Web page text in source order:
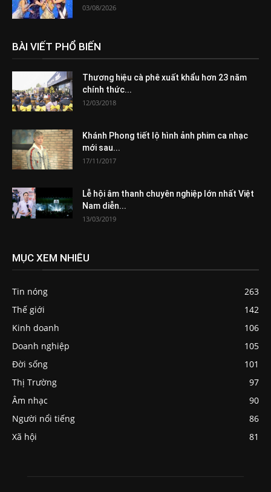
03/08/2026
BÀI VIẾT PHỔ BIẾN
Thương hiệu cà phê xuất khẩu hơn 23 năm
chính thức...
12/03/2018
Khánh Phong tiết lộ hình ảnh phim ca nhạc
mới sau...
17/11/2017
Lễ hội âm thanh chuyên nghiệp lớn nhất Việt
Nam diễn...
13/03/2019
MỤC XEM NHIỀU
Tin nóng
263
Thế giới
142
Kinh doanh
106
Doanh nghiệp
105
Đời sống
101
Thị Trường
97
Âm nhạc
90
Người nổi tiếng
86
Xã hội
81